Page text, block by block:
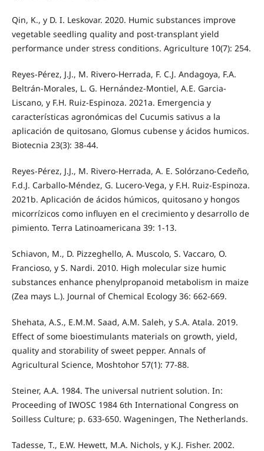
Qin, K., y D. I. Leskovar. 2020. Humic substances improve
vegetable seedling quality and post-transplant yield
performance under stress conditions. Agriculture 10(7): 254.
Reyes-Pérez, J.J., M. Rivero-Herrada, F. C.J. Andagoya, F.A.
Beltrán-Morales, L. G. Hernández-Montiel, A.E. Garcia-
Liscano, y F.H. Ruiz-Espinoza. 2021a. Emergencia y
características agronómicas del Cucumis sativus a la
aplicación de quitosano, Glomus cubense y ácidos humicos.
Biotecnia 23(3): 38-44.
Reyes-Pérez, J.J., M. Rivero-Herrada, A. E. Solórzano-Cedeño,
F.d.J. Carballo-Méndez, G. Lucero-Vega, y F.H. Ruiz-Espinoza.
2021b. Aplicación de ácidos húmicos, quitosano y hongos
micorrízicos como influyen en el crecimiento y desarrollo de
pimiento. Terra Latinoamericana 39: 1-13.
Schiavon, M., D. Pizzeghello, A. Muscolo, S. Vaccaro, O.
Francioso, y S. Nardi. 2010. High molecular size humic
substances enhance phenylpropanoid metabolism in maize
(Zea mays L.). Journal of Chemical Ecology 36: 662-669.
Shehata, A.S., E.M.M. Saad, A.M. Saleh, y S.A. Atala. 2019.
Effect of some bioestimulants materials on growth, yield,
quality and storability of sweet pepper. Annals of
Agricultural Science, Moshtohor 57(1): 77-88.
Steiner, A.A. 1984. The universal nutrient solution. In:
Proceeding of IWOSC 1984 6th International Congress on
Soilless Culture; p. 633-650. Wageningen, The Netherlands.
Tadesse, T., E.W. Hewett, M.A. Nichols, y K.J. Fisher. 2002.